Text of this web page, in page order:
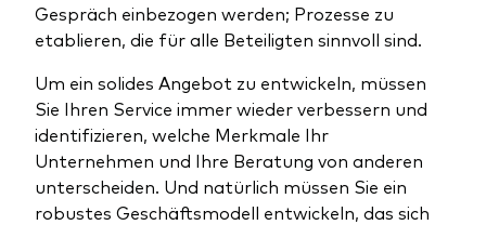
Gespräch einbezogen werden; Prozesse zu
etablieren, die für alle Beteiligten sinnvoll sind.
Um ein solides Angebot zu entwickeln, müssen
Sie Ihren Service immer wieder verbessern und
identifizieren, welche Merkmale Ihr
Unternehmen und Ihre Beratung von anderen
unterscheiden. Und natürlich müssen Sie ein
robustes Geschäftsmodell entwickeln, das sich